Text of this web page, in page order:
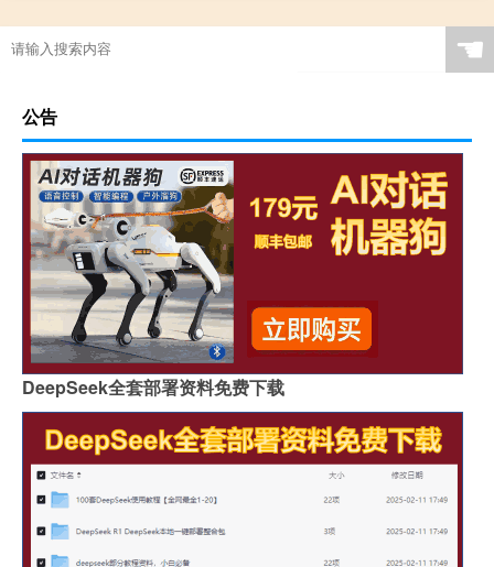
☚
公告
DeepSeek全套部署资料免费下载